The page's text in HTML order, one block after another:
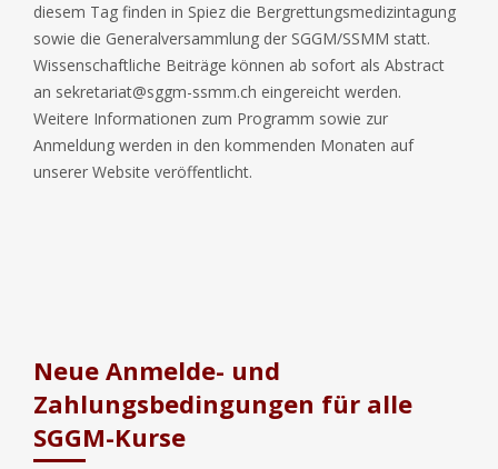
diesem Tag finden in Spiez die Bergrettungsmedizintagung
sowie die Generalversammlung der SGGM/SSMM statt.
Wissenschaftliche Beiträge können ab sofort als Abstract
an sekretariat@sggm-ssmm.ch eingereicht werden.
Weitere Informationen zum Programm sowie zur
Anmeldung werden in den kommenden Monaten auf
unserer Website veröffentlicht.
Neue Anmelde- und
Zahlungsbedingungen für alle
SGGM-Kurse